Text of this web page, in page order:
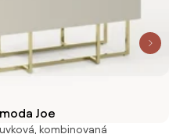
Joe
kombinovaná